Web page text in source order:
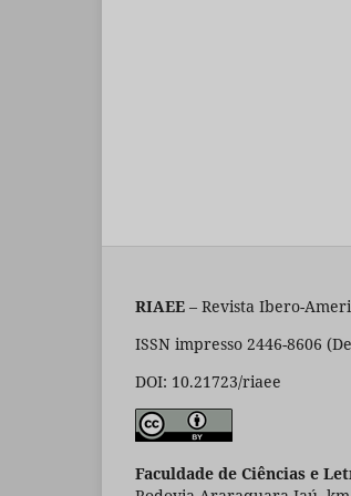
RIAEE – Revista Ibero-
ISSN impresso 2446-8606
DOI: 10.21723/riaee
Faculdade de Ciências e